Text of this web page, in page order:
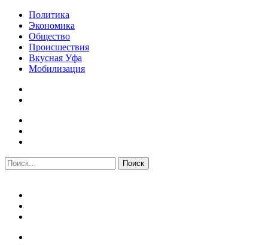
Политика
Экономика
Общество
Происшествия
Вкусная Уфа
Мобилизация